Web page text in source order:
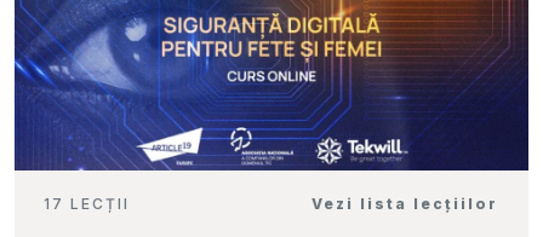
17 LECȚII Vezi lista lecțiilor